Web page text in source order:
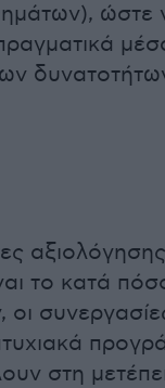
ώστε
το κατά
στη